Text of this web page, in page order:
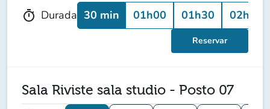
timer Durada 30 min 01h00 01h30 02h00
Reservar
Sala Riviste sala studio - Posto 07